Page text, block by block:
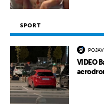
SPORT
VIDEO